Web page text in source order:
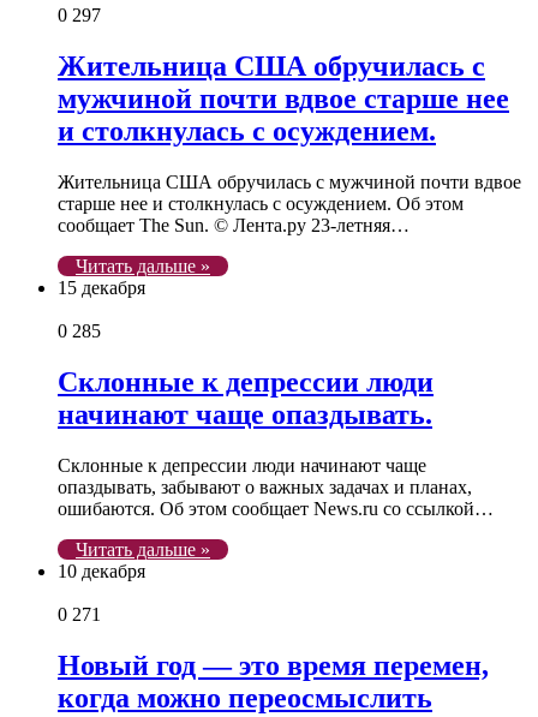
0 297
Жительница США обручилась с
мужчиной почти вдвое старше нее
и столкнулась с осуждением.
Жительница США обручилась с мужчиной почти вдвое
старше нее и столкнулась с осуждением. Об этом
сообщает The Sun. © Лента.ру 23-летняя…
Читать дальше »
15 декабря
0 285
Склонные к депрессии люди
начинают чаще опаздывать.
Склонные к депрессии люди начинают чаще
опаздывать, забывают о важных задачах и планах,
ошибаются. Об этом сообщает News.ru со ссылкой…
Читать дальше »
10 декабря
0 271
Новый год — это время перемен,
когда можно переосмыслить